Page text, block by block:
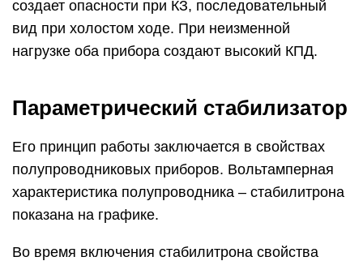
создает опасности при КЗ, последовательный
вид при холостом ходе. При неизменной
нагрузке оба прибора создают высокий КПД.
Параметрический стабилизатор
Его принцип работы заключается в свойствах
полупроводниковых приборов. Вольтамперная
характеристика полупроводника – стабилитрона
показана на графике.
Во время включения стабилитрона свойства